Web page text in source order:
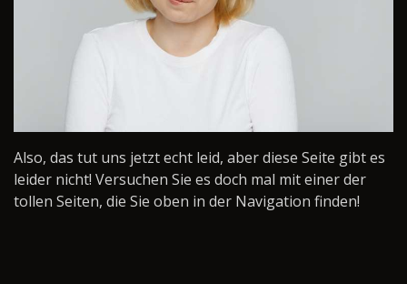
Also, das tut uns jetzt echt leid, aber diese Seite gibt es
leider nicht! Versuchen Sie es doch mal mit einer der
tollen Seiten, die Sie oben in der Navigation finden!